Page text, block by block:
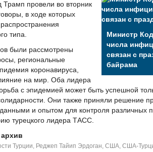
Министр
числа
связан с
байрама
Трамп провели во вторник
в ходе которых
типа.
были рассмотрены
региональные
коронавируса,
на мир. Оба лидера
с эпидемией может быть успешной
Они также приняли решение
и опытом для контроля различных
турецкого лидера ТАСС.
Турции, Реджеп Тайип Эрдоган, США, США-